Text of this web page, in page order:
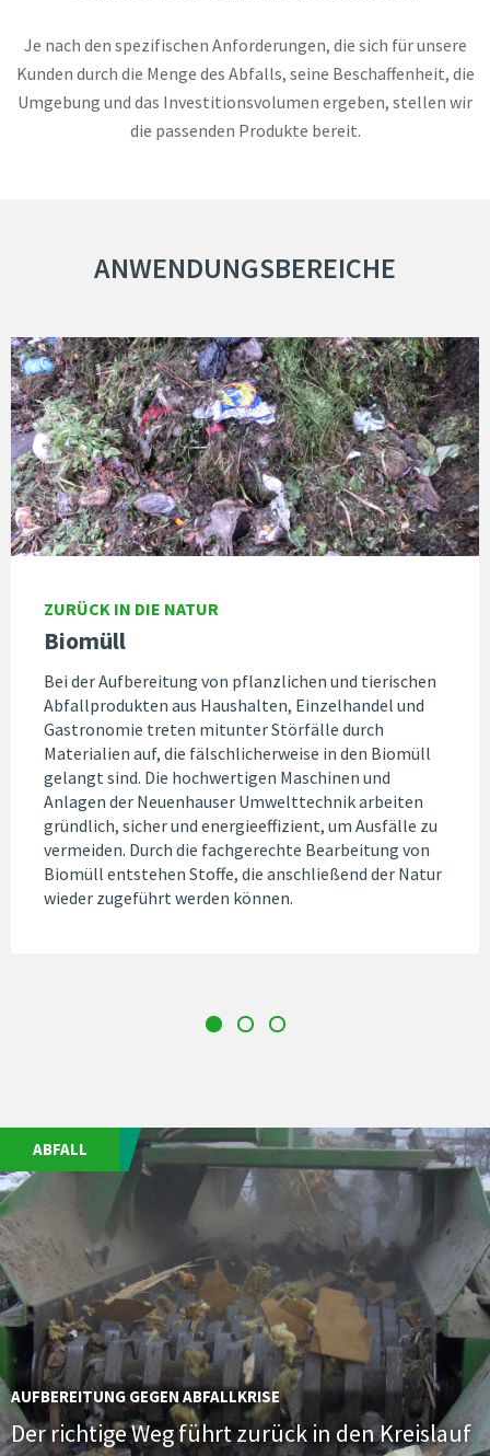
Je nach den spezifischen Anforderungen, die sich für unsere
Kunden durch die Menge des Abfalls, seine Beschaffenheit, die
Umgebung und das Investitionsvolumen ergeben, stellen wir
die passenden Produkte bereit.
ANWENDUNGSBEREICHE
ZURÜCK IN DIE NATUR
Biomüll
Bei der Aufbereitung von pflanzlichen und tierischen
Abfallprodukten aus Haushalten, Einzelhandel und
Gastronomie treten mitunter Störfälle durch
Materialien auf, die fälschlicherweise in den Biomüll
gelangt sind. Die hochwertigen Maschinen und
Anlagen der Neuenhauser Umwelttechnik arbeiten
gründlich, sicher und energieeffizient, um Ausfälle zu
vermeiden. Durch die fachgerechte Bearbeitung von
Biomüll entstehen Stoffe, die anschließend der Natur
wieder zugeführt werden können.
ABFALL
AUFBEREITUNG GEGEN ABFALLKRISE
Der richtige Weg führt zurück in den Kreislauf